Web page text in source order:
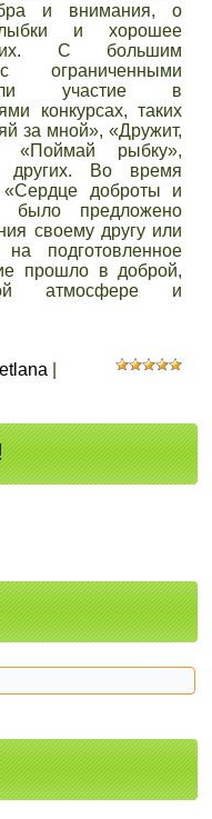
и внимания, о
и хорошее
С большим
ограниченными
участие в
конкурсах, таких
за мной», «Дружит,
«Поймай рыбку»,
других. Во время
доброты и
предложено
своему другу или
подготовленное
прошло в доброй,
атмосфере и